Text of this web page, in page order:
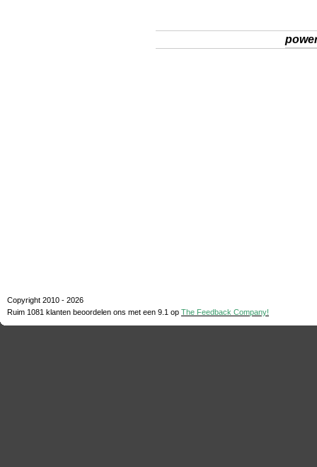
Copyright 2010 - 2026
Ruim 1081 klanten beoordelen ons met een 9.1 op The Feedback Company!